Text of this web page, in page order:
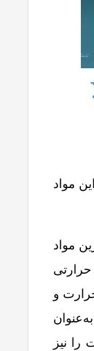
مواد
مواد
و
نیز